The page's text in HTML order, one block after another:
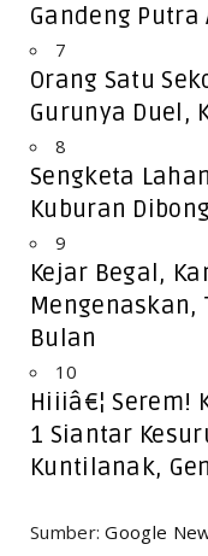
Gandeng Putra
7
Orang Satu
Gurunya Duel,
8
Sengketa
Kuburan
9
Kejar Begal,
Mengenaskan,
Bulan
10
Hiiiâ€¦ Serem!
1 Siantar
Kuntilanak,
Sumber:Google